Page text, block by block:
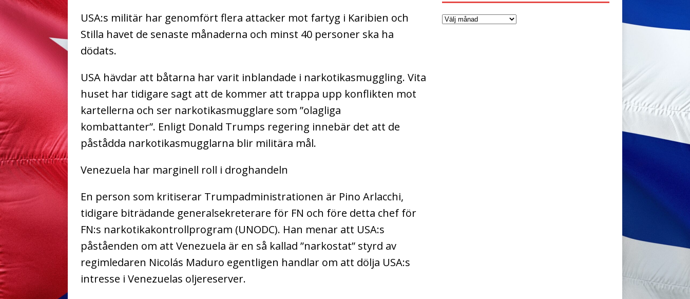
USA:s militär har genomfört flera attacker mot fartyg i Karibien och
Stilla havet de senaste månaderna och minst 40 personer ska ha
dödats.
USA hävdar att båtarna har varit inblandade i narkotikasmuggling. Vita
huset har tidigare sagt att de kommer att trappa upp konflikten mot
kartellerna och ser narkotikasmugglare som ”olagliga
kombattanter”. Enligt Donald Trumps regering innebär det att de
påstådda narkotikasmugglarna blir militära mål.
Venezuela har marginell roll i droghandeln
En person som kritiserar Trumpadministrationen är Pino Arlacchi,
tidigare biträdande generalsekreterare för FN och före detta chef för
FN:s narkotikakontrollprogram (UNODC). Han menar att USA:s
påståenden om att Venezuela är en så kallad ”narkostat” styrd av
regimledaren Nicolás Maduro egentligen handlar om att dölja USA:s
intresse i Venezuelas oljereserver.